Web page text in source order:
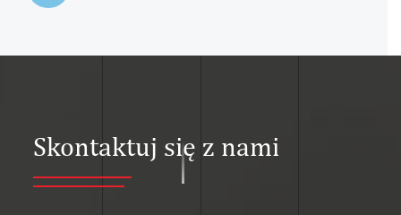
Skontaktuj się z nami